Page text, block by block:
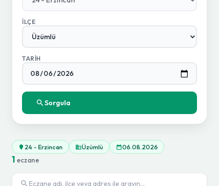
İLÇE
TARIH
Sorgula
24 - Erzincan Üzümlü 06.08.2026
1 eczane